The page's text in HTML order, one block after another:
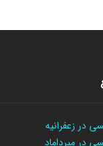
در زعفرانیه
در میرداماد